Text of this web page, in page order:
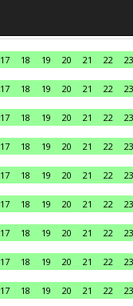
17 18 19 20 21 22
23
17 18 19 20 21 22
23
17 18 19 20 21 22
23
17 18 19 20 21 22
23
17 18 19 20 21 22
23
17 18 19 20 21 22
23
17 18 19 20 21 22
23
17 18 19 20 21 22
23
17 18 19 20 21 22
23